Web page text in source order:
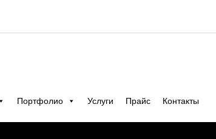
Портфолио Услуги Прайс Контакты